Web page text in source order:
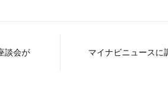
談会が
マイナビニュースに